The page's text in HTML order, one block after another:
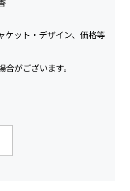
ケット・デザイン、価格等
がございます。